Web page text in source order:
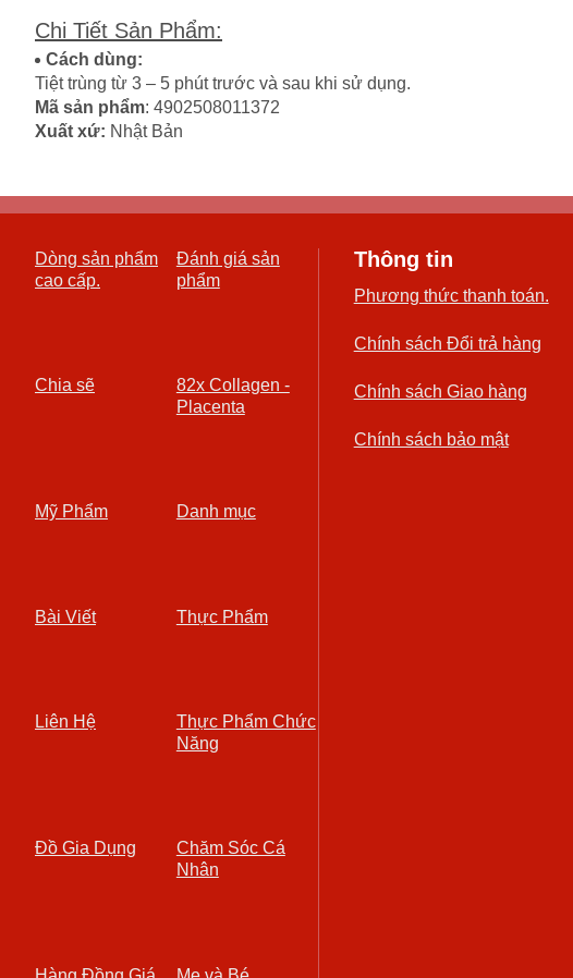
Chi Tiết Sản Phẩm:
Cách dùng:
Tiệt trùng từ 3 – 5 phút trước và sau khi sử dụng.
Mã sản phẩm: 4902508011372
Xuất xứ: Nhật Bản
Dòng sản phẩm
cao cấp.
Đánh giá sản
phẩm
Chia sẽ
82x Collagen -
Placenta
Mỹ Phẩm Danh mục
Bài Viết Thực Phẩm
Liên Hệ
Thực Phẩm Chức
Năng
Đồ Gia Dụng
Chăm Sóc Cá
Nhân
Thông tin
Phương thức thanh toán.
Chính sách Đổi trả hàng
Chính sách Giao hàng
Chính sách bảo mật